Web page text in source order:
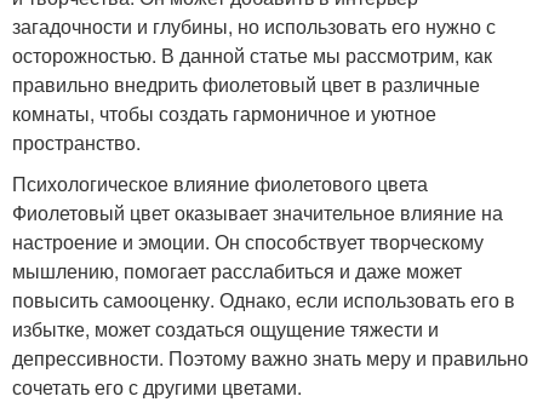
загадочности и глубины, но использовать его нужно с
осторожностью. В данной статье мы рассмотрим, как
правильно внедрить фиолетовый цвет в различные
комнаты, чтобы создать гармоничное и уютное
пространство.
Психологическое влияние фиолетового цвета
Фиолетовый цвет оказывает значительное влияние на
настроение и эмоции. Он способствует творческому
мышлению, помогает расслабиться и даже может
повысить самооценку. Однако, если использовать его в
избытке, может создаться ощущение тяжести и
депрессивности. Поэтому важно знать меру и правильно
сочетать его с другими цветами.